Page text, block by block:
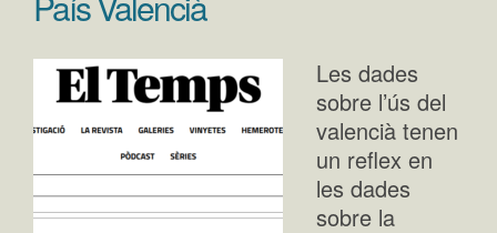
Les dades
sobre l’ús del
valencià tenen
un reflex en
les dades
sobre la